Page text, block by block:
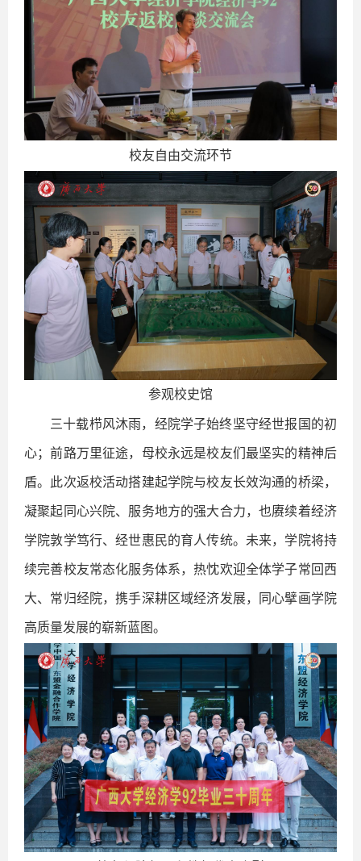
校友自由交流环节
参观校史馆
三十载栉风沐雨，经院学子始终坚守经世报国的初
心；前路万里征途，母校永远是校友们最坚实的精神后
盾。此次返校活动搭建起学院与校友长效沟通的桥梁，
凝聚起同心兴院、服务地方的强大合力，也赓续着经济
学院敦学笃行、经世惠民的育人传统。未来，学院将持
续完善校友常态化服务体系，热忱欢迎全体学子常回西
大、常归经院，携手深耕区域经济发展，同心擘画学院
高质量发展的崭新蓝图。